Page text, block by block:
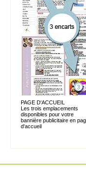
PAGE D'ACCUEIL
Les trois emplacements
disponibles pour votre
bannière publicitaire en
d'accueil